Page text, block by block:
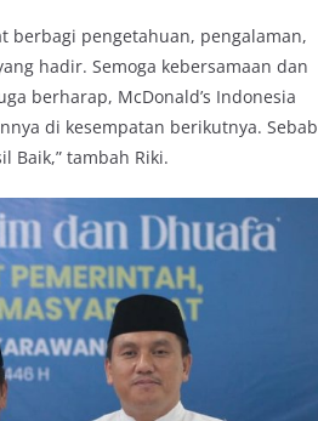
berbagi pengetahuan, pengalaman,
hadir. Semoga kebersamaan dan
berharap, McDonald’s Indonesia
di kesempatan berikutnya. Sebab
Baik,” tambah Riki.